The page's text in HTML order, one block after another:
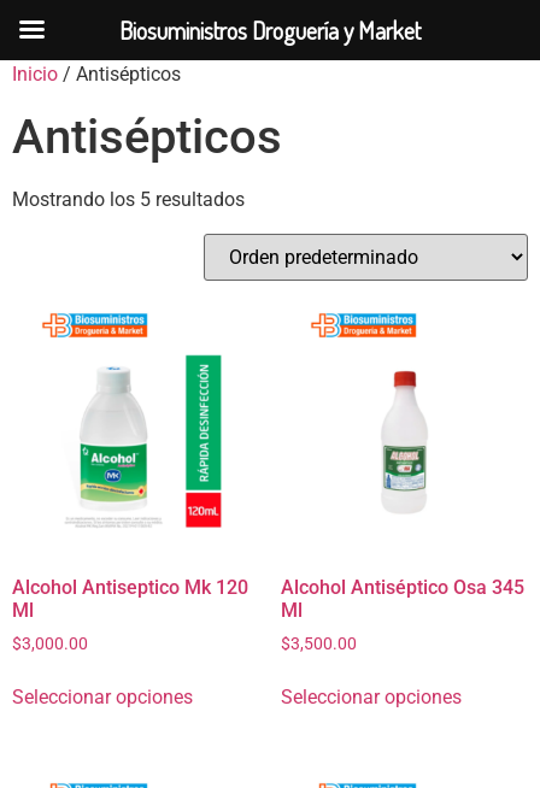
Inicio / Antisépticos
Antisépticos
Mostrando los 5 resultados
Alcohol Antiseptico Mk 120
Ml
$3,000.00
Seleccionar opciones
Alcohol Antiséptico Osa 345
Ml
$3,500.00
Seleccionar opciones
Biosuministros Droguería y Market